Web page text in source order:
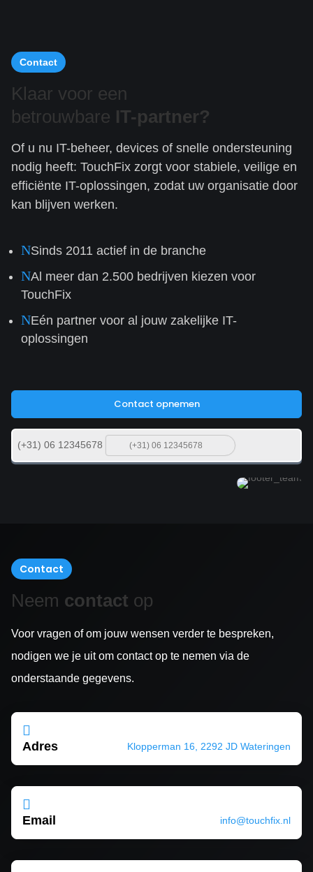
Contact
Klaar voor een
betrouwbare IT-partner?
Of u nu IT-beheer, devices of snelle ondersteuning
nodig heeft: TouchFix zorgt voor stabiele, veilige en
efficiënte IT-oplossingen, zodat uw organisatie door
kan blijven werken.
NSinds 2011 actief in de branche
NAl meer dan 2.500 bedrijven kiezen voor
TouchFix
NEén partner voor al jouw zakelijke IT-
oplossingen
Contact opnemen
(+31) 06 12345678
Contact
Neem contact op
Voor vragen of om jouw wensen verder te bespreken,
nodigen we je uit om contact op te nemen via de
onderstaande gegevens.

Adres Klopperman 16, 2292 JD Wateringen

Email info@touchfix.nl